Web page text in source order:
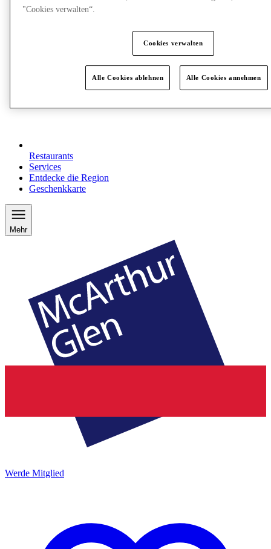
Restaurants
Services
Entdecke die Region
Geschenkkarte
Mehr
Werde Mitglied
"Cookies verwalten“.
Cookies verwalten
Alle Cookies ablehnen Alle Cookies annehmen